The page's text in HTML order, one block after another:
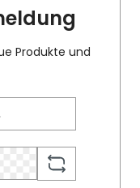
Produkte und